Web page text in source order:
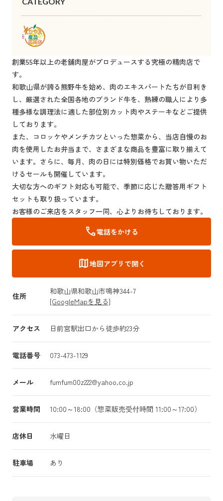
創業55年以上の老舗肉屋がプロデュースする究極の精肉店で
す。
和歌山県が誇る熊野牛を始め、肉のエキスパートたちが目利き
し、厳選された全国各地のブランド牛を、熟練の職人により多
種多様な調理法に適した部位別カット肉やステーキなどご提供
しております。
また、コロッケやメンチカツといった惣菜から、当店自慢のお
肉を使用したお弁当まで、さまざまな商品を豊富に取り揃えて
います。さらに、毎月、肉の日には特別価格でお買い物いただ
けるセールも開催しています。
大切な方へのギフト対応も可能で、季節に応じた贈答用ギフト
セットも取り扱っています。
お客様のご来店をスタッフ一同、心よりお待ちしております。
call電話をかける
map地図アプリで開く
住所
和歌山県和歌山市鳴神344-7
[GoogleMapを見る]
アクセス 日前宮駅出口から徒歩約23分
電話番号 073-473-1129
メール fumfum00z222@yahoo.co.jp
営業時間 10:00～18:00（惣菜販売受付時間 11:00～17:00）
店休日 水曜日
駐車場 あり